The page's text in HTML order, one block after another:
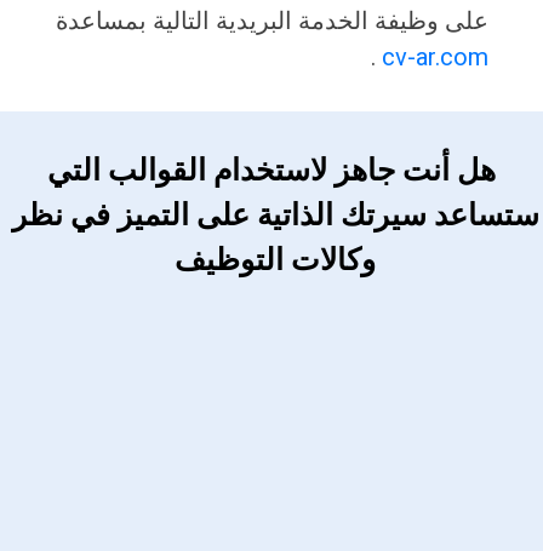
على وظيفة الخدمة البريدية التالية بمساعدة
cv-ar.com
.
هل أنت جاهز لاستخدام القوالب التي
ستساعد سيرتك الذاتية على التميز في نظر
وكالات التوظيف